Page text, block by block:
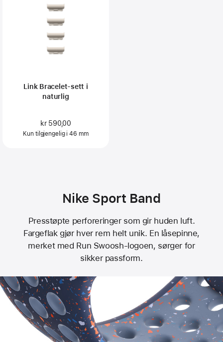
Link Bracelet-sett i
naturlig
kr 590,00
Kun tilgjengelig i 46 mm
Nike Sport Band
Presstøpte perforeringer som gir huden luft.
Fargeflak gjør hver rem helt unik. En låsepinne,
merket med Run Swoosh-logoen, sørger for
sikker passform.